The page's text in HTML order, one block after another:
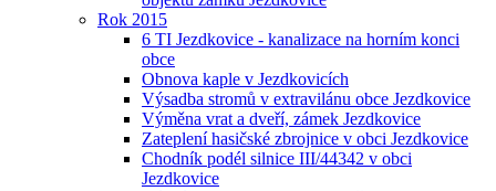
Rok 2015
6 TI Jezdkovice - kanalizace na horním konci
obce
Obnova kaple v Jezdkovicích
Výsadba stromů v extravilánu obce Jezdkovice
Výměna vrat a dveří, zámek Jezdkovice
Zateplení hasičské zbrojnice v obci Jezdkovice
Chodník podél silnice III/44342 v obci
Jezdkovice